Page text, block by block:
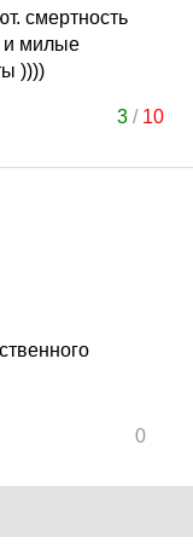
смертность
и милые
))))
3 / 10
0